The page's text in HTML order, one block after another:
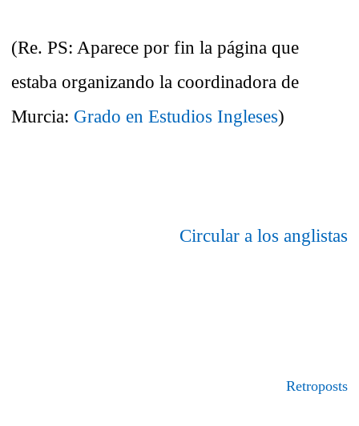
(Re. PS: Aparece por fin la página que
estaba organizando la coordinadora de
Murcia: Grado en Estudios Ingleses)
Circular a los anglistas
Retroposts